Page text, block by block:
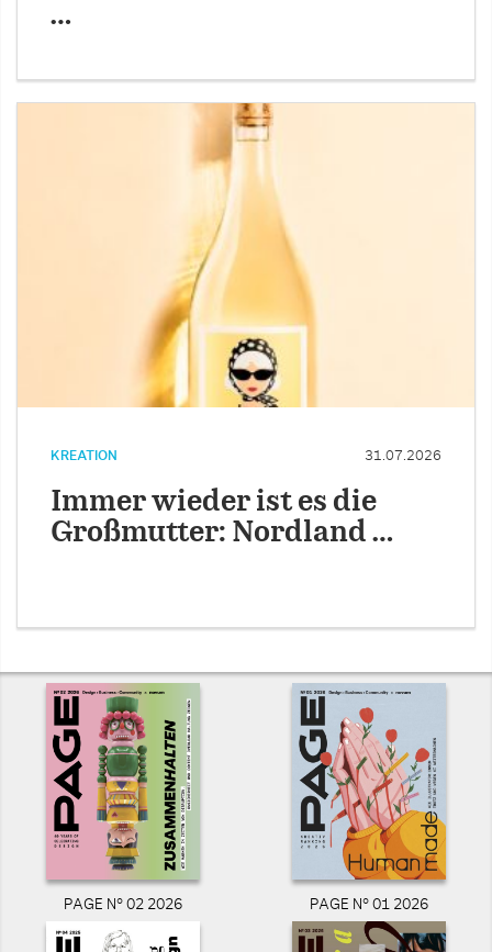
…
KREATION 31.07.2026
Immer wieder ist es die
Großmutter: Nordland …
PAGE N° 02 2026 PAGE N° 01 2026